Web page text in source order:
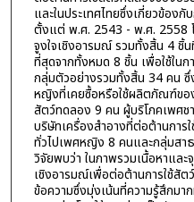
และในประเทศไทยซึ่งเกี่ยวข้อง
ตั้งแต่ พ.ศ. 2543 - พ.ศ. 2558
จูงใจเชิงอารมณ์ รวมทั้งสิ้น 4 ชิ้
ที่สุดจากทั้งหมด 8 ชิ้น เพื่อใช้ใน
กลุ่มตัวอย่างรวมทั้งสิ้น 34 คน
หญิงที่เคยซื้อหรือใช้ผลิตภัณฑ์ขอ
สัตว์ทดลอง 9 คน ผู้บริโภคเพศ
บริษัทเครื่องสำอางที่ต่อต้านกา
ทั่วไปเพศหญิง 8 คนและกลุ่มสา
วิจัยพบว่า ในภาพรวมเนื้อหาและ
เชิงอารมณ์เพื่อต่อต้านการใช้สัต
ข้อความซึ่งมุ่งเน้นที่ความรู้สึกมา